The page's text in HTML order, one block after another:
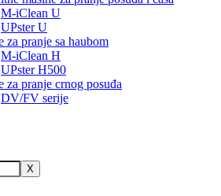
M-iClean U
UPster U
za pranje sa haubom
M-iClean H
UPster H500
za pranje crnog posuđa
DV/FV serije
X